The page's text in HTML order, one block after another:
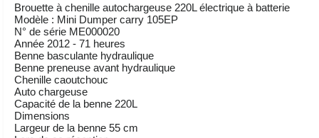
Brouette à chenille autochargeuse 220L électrique à batterie
Modèle : Mini Dumper carry 105EP
N° de série ME000020
Année 2012 - 71 heures
Benne basculante hydraulique
Benne preneuse avant hydraulique
Chenille caoutchouc
Auto chargeuse
Capacité de la benne 220L
Dimensions
Largeur de la benne 55 cm